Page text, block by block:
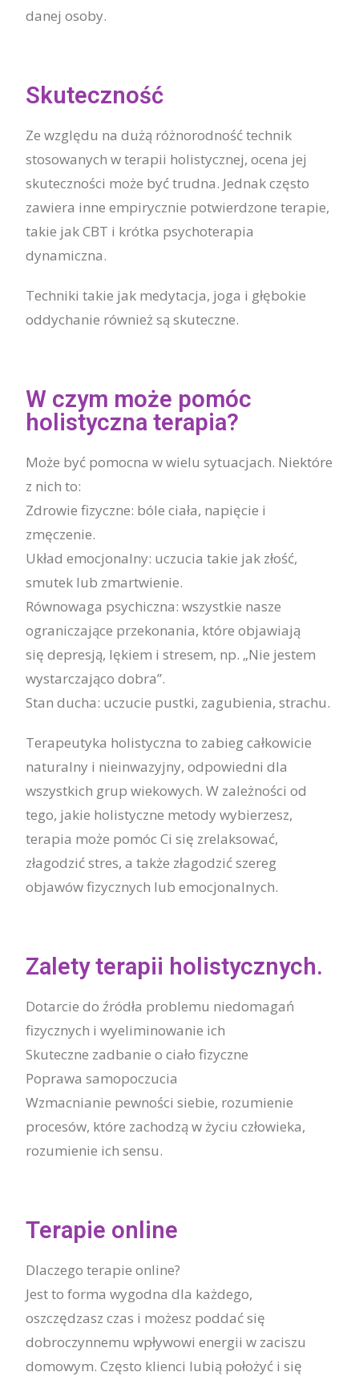
danej osoby.
Skuteczność
Ze względu na dużą różnorodność technik
stosowanych w terapii holistycznej, ocena jej
skuteczności może być trudna. Jednak często
zawiera inne empirycznie potwierdzone terapie,
takie jak CBT i krótka psychoterapia
dynamiczna.
Techniki takie jak medytacja, joga i głębokie
oddychanie również są skuteczne.
W czym może pomóc
holistyczna terapia?
Może być pomocna w wielu sytuacjach. Niektóre
z nich to:
Zdrowie fizyczne: bóle ciała, napięcie i
zmęczenie.
Układ emocjonalny: uczucia takie jak złość,
smutek lub zmartwienie.
Równowaga psychiczna: wszystkie nasze
ograniczające przekonania, które objawiają
siędepresją, lękiem i stresem, np. „Nie jestem
wystarczająco dobra”.
Stan ducha: uczucie pustki, zagubienia, strachu.
Terapeutyka holistyczna to zabieg całkowicie
naturalny i nieinwazyjny, odpowiedni dla
wszystkich grup wiekowych. W zależności od
tego, jakie holistyczne metody wybierzesz,
terapia może pomóc Ci się zrelaksować,
złagodzić stres, a także złagodzić szereg
objawów fizycznych lub emocjonalnych.
Zalety terapii holistycznych.
Dotarcie do źródła problemu niedomagań
fizycznych i wyeliminowanie ich
Skuteczne zadbanie o ciało fizyczne
Poprawa samopoczucia
Wzmacnianie pewności siebie, rozumienie
procesów, które zachodzą w życiu człowieka,
rozumienie ich sensu.
Terapie online
Dlaczego terapie online?
Jest to forma wygodna dla każdego,
oszczędzasz czas i możesz poddać się
dobroczynnemu wpływowi energii w zaciszu
domowym. Często klienci lubią położyć i się